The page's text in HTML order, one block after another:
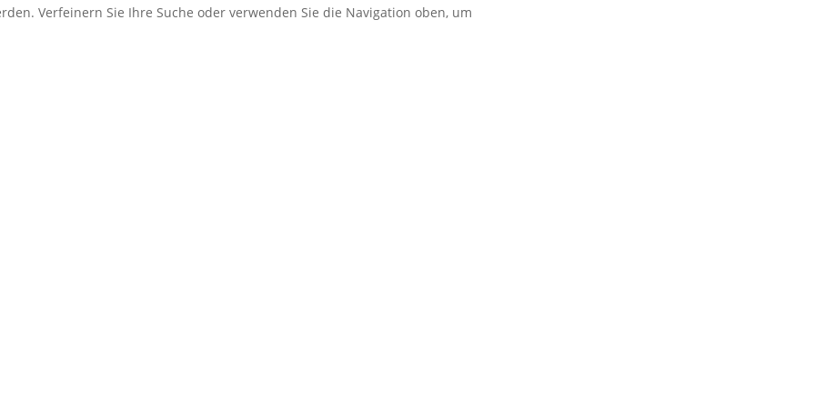
Verfeinern Sie Ihre Suche oder verwenden Sie die Navigation oben, um